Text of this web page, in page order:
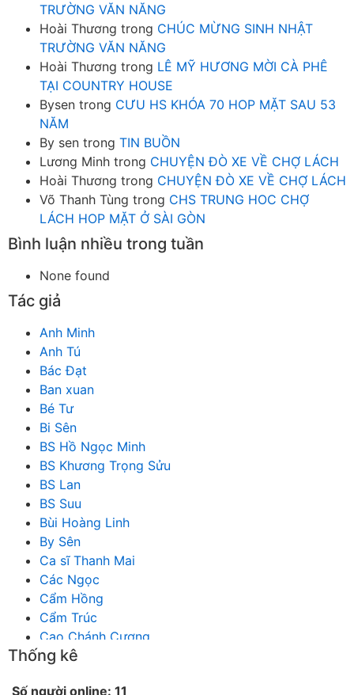
TRƯỜNG VĂN NĂNG
Hoài Thương trong CHÚC MỪNG SINH NHẬT
TRƯỜNG VĂN NĂNG
Hoài Thương trong LÊ MỸ HƯƠNG MỜI CÀ PHÊ
TẠI COUNTRY HOUSE
Bysen trong CƯU HS KHÓA 70 HOP MẶT SAU 53
NĂM
By sen trong TIN BUỒN
Lương Minh trong CHUYỆN ĐÒ XE VỀ CHỢ LÁCH
Hoài Thương trong CHUYỆN ĐÒ XE VỀ CHỢ LÁCH
Võ Thanh Tùng trong CHS TRUNG HOC CHỢ
LÁCH HOP MẶT Ở SÀI GÒN
Bình luận nhiều trong tuần
None found
Tác giả
Anh Minh
Anh Tú
Bác Đạt
Ban xuan
Bé Tư
Bi Sên
BS Hồ Ngọc Minh
BS Khương Trọng Sửu
BS Lan
BS Suu
Bùi Hoàng Linh
By Sên
Ca sĩ Thanh Mai
Các Ngọc
Cẩm Hồng
Cẩm Trúc
Cao Chánh Cương
Cao Nhật Quyên
Thống kê
Số người online: 11